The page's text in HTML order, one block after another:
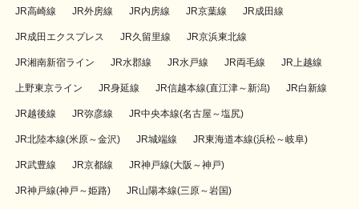
JR高崎線 JR外房線 JR内房線 JR京葉線 JR成田線
JR成田エクスプレス JR久留里線 JR京浜東北線
JR湘南新宿ライン JR水郡線 JR水戸線 JR両毛線 JR上越線
上野東京ライン JR身延線 JR信越本線(直江津～新潟) JR白新線
JR越後線 JR弥彦線 JR中央本線(名古屋～塩尻)
JR北陸本線(米原～金沢) JR城端線 JR東海道本線(浜松～岐阜)
JR武豊線 JR京都線 JR神戸線(大阪～神戸)
JR神戸線(神戸～姫路) JR山陽本線(三原～岩国)